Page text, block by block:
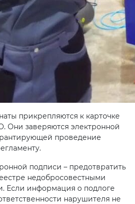
прикрепляются к карточке
Они заверяются электронной
проведение
подписи – предотвратить
недобросовестными
Если информация о подлоге
нарушителя не